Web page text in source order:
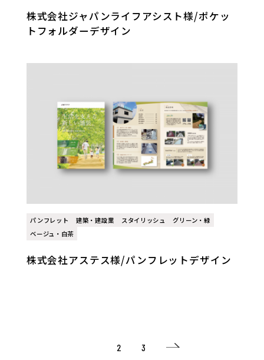
株式会社ジャパンライフアシスト様/ポケッ
トフォルダーデザイン
パンフレット 建築・建設業 スタイリッシュ
グリーン・緑
ベージュ・白茶
株式会社アステス様/パンフレットデザイン
2 3